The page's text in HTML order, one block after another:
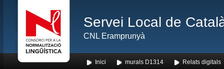
Servei Local de
CNL Eramprunyà
Inici murals D1314 Relats digitals